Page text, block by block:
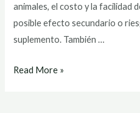
animales, el costo y la facilidad
posible efecto secundario o
suplemento. También …
catosal
Read More »